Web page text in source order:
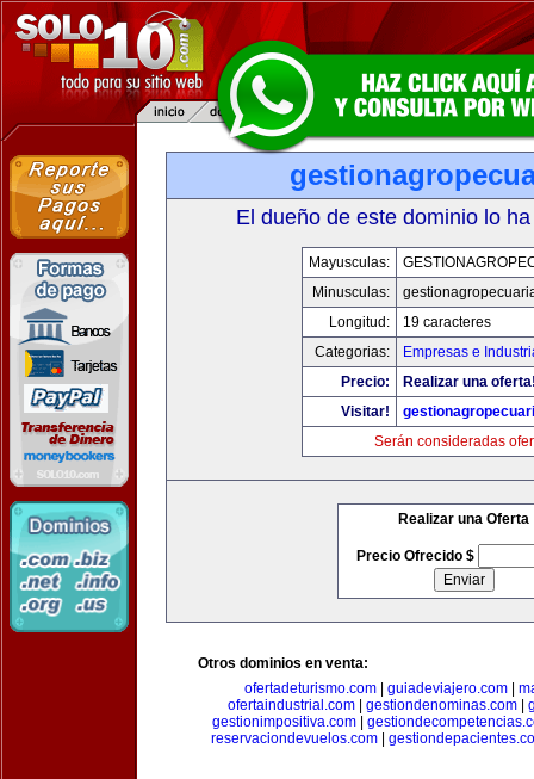
El dueño de este dominio lo
Mayusculas:
Minusculas:
Longitud:
19 caracteres
Categorias:
Empresas e
Precio:
Realizar una
Visitar!
Serán consideradas
Realizar una Oferta
Precio Ofrecido $
Otros dominios en venta:
ofertadeturismo.com| guiadeviajero.com|
ofertaindustrial.com| gestiondenominas.com|
gestionimpositiva.com
reservaciondevuelos.com